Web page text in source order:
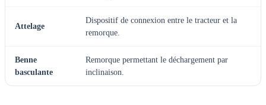
Attelage
Dispositif de connexion entre le tracteur et la
remorque.
Benne
basculante
Remorque permettant le déchargement par
inclinaison.